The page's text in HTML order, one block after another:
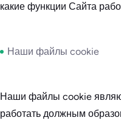
какие функции Сайта
Наши файлы cookie
Наши файлы cookie
работать должным